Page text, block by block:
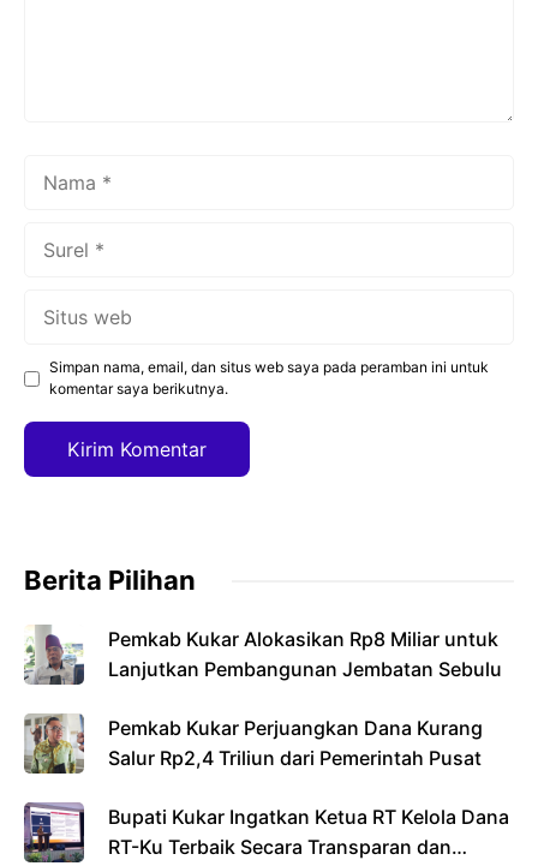
Simpan nama, email, dan situs web saya pada peramban ini untuk
komentar saya berikutnya.
Berita Pilihan
Pemkab Kukar Alokasikan Rp8 Miliar untuk
Lanjutkan Pembangunan Jembatan Sebulu
Pemkab Kukar Perjuangkan Dana Kurang
Salur Rp2,4 Triliun dari Pemerintah Pusat
Bupati Kukar Ingatkan Ketua RT Kelola Dana
RT-Ku Terbaik Secara Transparan dan